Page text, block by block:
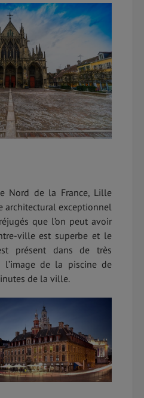
Nord de la France, Lille
architectural exceptionnel
que l’on peut avoir
ville est superbe et le
présent dans de très
l’image de la piscine de
de la ville.